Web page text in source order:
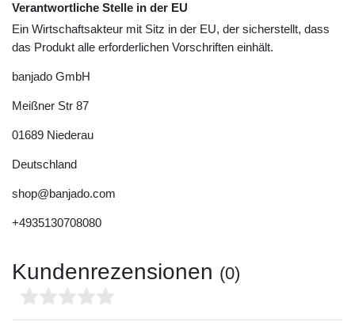
Verantwortliche Stelle in der EU
Ein Wirtschaftsakteur mit Sitz in der EU, der sicherstellt, dass
das Produkt alle erforderlichen Vorschriften einhält.
banjado GmbH
Meißner Str 87
01689 Niederau
Deutschland
shop@banjado.com
+4935130708080
Kundenrezensionen (0)